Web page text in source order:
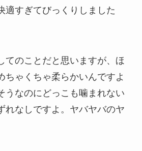
適すぎてびっくりしました
てのことだと思いますが、ほ
ちゃくちゃ柔らかいんですよ
うなのにどっこも噛まれない
れなしですよ。ヤバヤバのヤ